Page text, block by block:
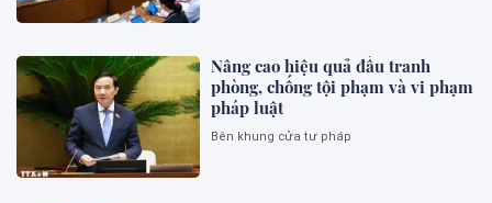
Nâng cao hiệu quả đấu tranh
phòng, chống tội phạm và vi phạm
pháp luật
Bên khung cửa tư pháp